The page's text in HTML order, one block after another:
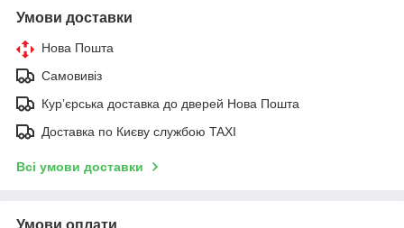
Умови доставки
Нова Пошта
Самовивіз
Курʼєрська доставка до дверей Нова Пошта
Доставка по Києву службою TAXI
Всі умови доставки
Умови оплати